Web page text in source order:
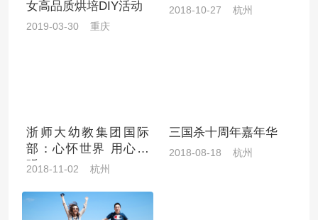
女高品质烘培DIY活动
2019-03-30 重庆
2018-10-27 杭州
浙师大幼教集团国际
部：心怀世界 用心聆
听
2018-11-02 杭州
三国杀十周年嘉年华
2018-08-18 杭州